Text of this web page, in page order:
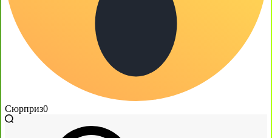
Сюрприз0